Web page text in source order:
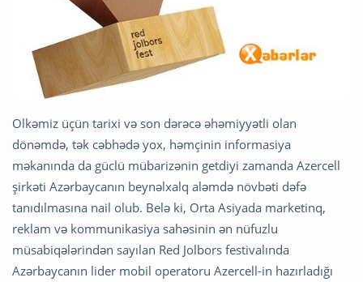
Olkəmiz üçün tarixi və son dərəcə əhəmiyyətli olan
dönəmdə, tək cəbhədə yox, həmçinin informasiya
məkanında da güclü mübarizənin getdiyi zamanda Azercell
şirkəti Azərbaycanın beynəlxalq aləmdə növbəti dəfə
tanıdılmasına nail olub. Belə ki, Orta Asiyada marketinq,
reklam və kommunikasiya sahəsinin ən nüfuzlu
müsabiqələrindən sayılan Red Jolbors festivalında
Azərbaycanın lider mobil operatoru Azercell-in hazırladığı